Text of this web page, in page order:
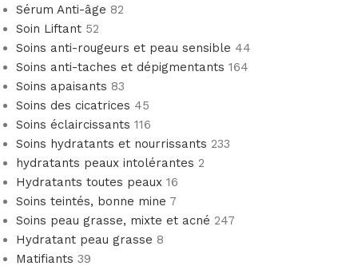
Sérum Anti-âge 82
Soin Liftant 52
Soins anti-rougeurs et peau sensible 44
Soins anti-taches et dépigmentants 164
Soins apaisants 83
Soins des cicatrices 45
Soins éclaircissants 116
Soins hydratants et nourrissants 233
hydratants peaux intolérantes 2
Hydratants toutes peaux 16
Soins teintés, bonne mine 7
Soins peau grasse, mixte et acné 247
Hydratant peau grasse 8
Matifiants 39